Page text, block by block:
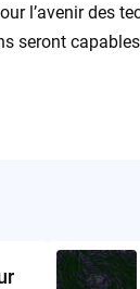
l’avenir des
seront